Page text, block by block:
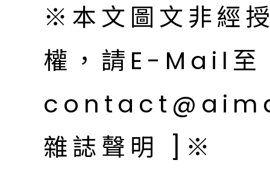
※本文圖文非經
權，請E-Mail至
雜誌聲明 ]※